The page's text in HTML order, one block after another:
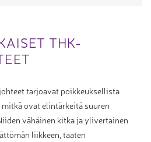
THK-
tarjoavat poikkeuksellista
ovat elintärkeitä suuren
vähäinen kitka ja ylivertainen
liikkeen, taaten